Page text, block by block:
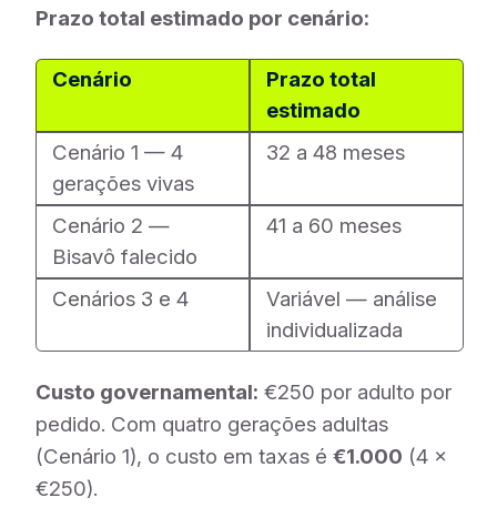
Prazo total estimado por cenário:
Cenário
Prazo total
estimado
Cenário 1 — 4
gerações vivas
32 a 48 meses
Cenário 2 —
Bisavô falecido
41 a 60 meses
Cenários 3 e 4
Variável — análise
individualizada
Custo governamental: €250 por adulto por
pedido. Com quatro gerações adultas
(Cenário 1), o custo em taxas é€1.000 (4 ×
€250).